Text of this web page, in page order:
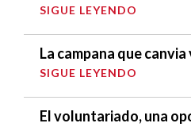
SIGUE LEYENDO
La campana que canvia
SIGUE LEYENDO
El voluntariado, una